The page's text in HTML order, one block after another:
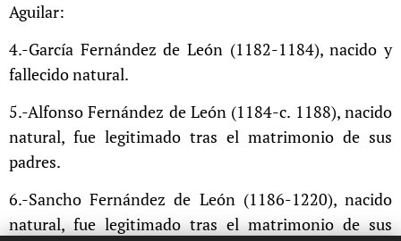
Aguilar:
4.-García Fernández de León (1182-1184), nacido y
fallecido natural.
5.-Alfonso Fernández de León (1184-c. 1188), nacido
natural, fue legitimado tras el matrimonio de sus
padres.
6.-Sancho Fernández de León (1186-1220), nacido
natural, fue legitimado tras el matrimonio de sus